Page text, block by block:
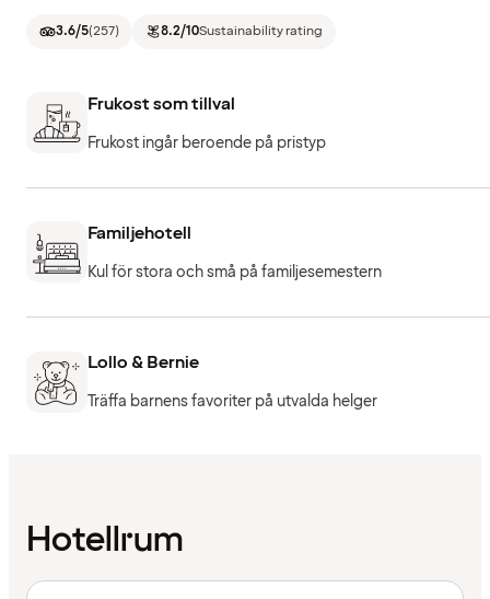
3.6/5(257) 8.2/10Sustainability rating
Frukost som tillval
Frukost ingår beroende på pristyp
Familjehotell
Kul för stora och små på familjesemestern
Lollo & Bernie
Träffa barnens favoriter på utvalda helger
Hotellrum